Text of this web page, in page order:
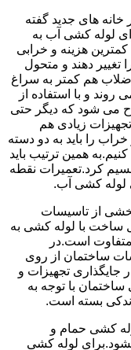
های جدید گفته
لوله کشی آب به
هزینه و خرابی
تغییر دهند و متحول
هم کمتر به سراغ
و با استفاده از
می شود که دیگر حتی
تجهیزات زیادی هم
را باید به دو دسته
همین ترتیب باید
کرد.تعمیرات نقطه
لوله کشی آب.
از تاسیسات
ساخت با لوله کشی به
است.در
ساختمان از روی
تجهیزات و
با توجه به
بسته است.
کشی حمام و
لوله کشی